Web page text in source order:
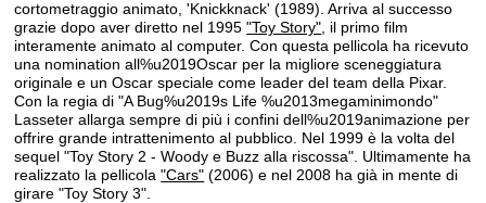
cortometraggio animato, 'Knickknack' (1989). Arriva al successo
grazie dopo aver diretto nel 1995"Toy Story" , il primo film
interamente animato al computer. Con questa pellicola ha ricevuto
una nomination all%u2019Oscar per la migliore sceneggiatura
originale e un Oscar speciale come leader del team della Pixar.
Con la regia di "A Bug%u2019s Life %u2013megaminimondo"
Lasseter allarga sempre di più i confini dell%u2019animazione per
offrire grande intrattenimento al pubblico. Nel 1999 è la volta del
sequel "Toy Story 2 - Woody e Buzz alla riscossa". Ultimamente ha
realizzato la pellicola"Cars" (2006) e nel 2008 ha già in mente di
girare "Toy Story 3".